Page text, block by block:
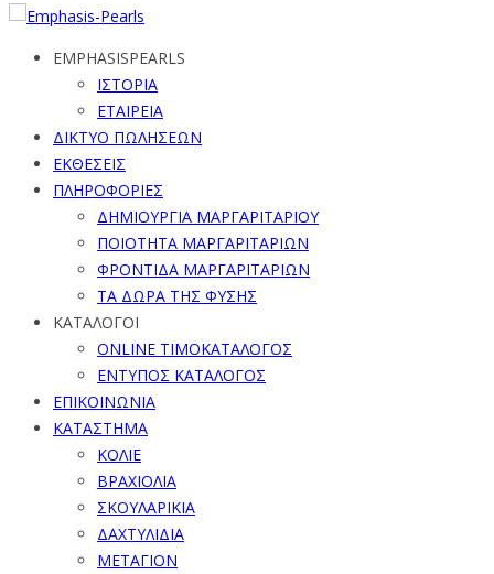
EMPHASISPEARLS
ΙΣΤΟΡΙΑ
ΕΤΑΙΡΕΙΑ
ΔΙΚΤΥΟ ΠΩΛΗΣΕΩΝ
ΕΚΘΕΣΕΙΣ
ΠΛΗΡΟΦΟΡΙΕΣ
ΔΗΜΙΟΥΡΓΙΑ ΜΑΡΓΑΡΙΤΑΡΙΟΥ
ΠΟΙΟΤΗΤΑ ΜΑΡΓΑΡΙΤΑΡΙΩΝ
ΦΡΟΝΤΙΔΑ ΜΑΡΓΑΡΙΤΑΡΙΩΝ
ΤΑ ΔΩΡΑ ΤΗΣ ΦΥΣΗΣ
ΚΑΤΑΛΟΓΟΙ
ONLINE ΤΙΜΟΚΑΤΑΛΟΓΟΣ
ΕΝΤΥΠΟΣ ΚΑΤΑΛΟΓΟΣ
ΕΠΙΚΟΙΝΩΝΙΑ
ΚΑΤΑΣΤΗΜΑ
ΚΟΛΙΕ
ΒΡΑΧΙΟΛΙΑ
ΣΚΟΥΛΑΡΙΚΙΑ
ΔΑΧΤΥΛΙΔΙΑ
ΜΕΤΑΓΙΟΝ